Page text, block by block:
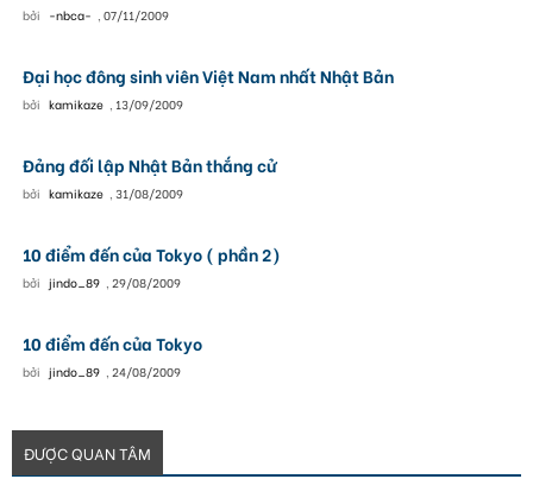
bởi -nbca- , 07/11/2009
Đại học đông sinh viên Việt Nam nhất Nhật Bản
bởi kamikaze , 13/09/2009
Đảng đối lập Nhật Bản thắng cử
bởi kamikaze , 31/08/2009
10 điểm đến của Tokyo ( phần 2)
bởi jindo_89 , 29/08/2009
10 điểm đến của Tokyo
bởi jindo_89 , 24/08/2009
ĐƯỢC QUAN TÂM